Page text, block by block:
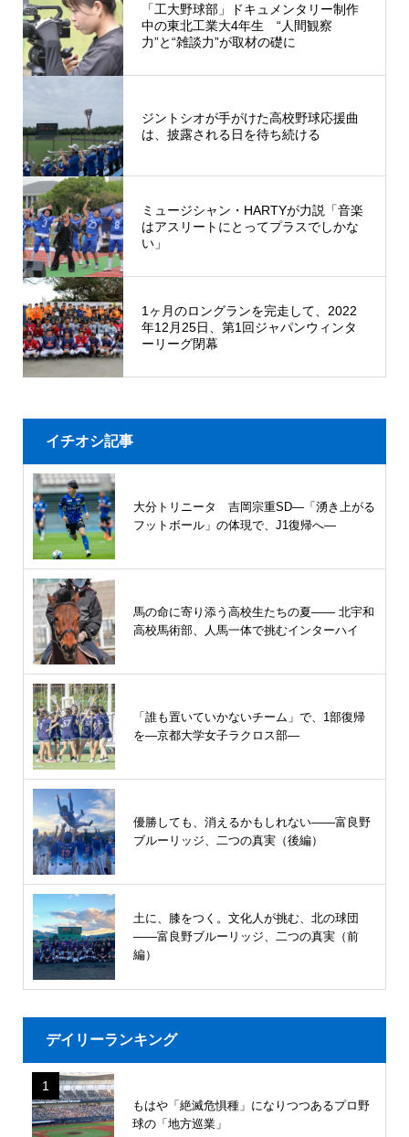
「工大野球部」ドキュメンタリー制作
中の東北工業大4年生 “人間観察
力”と“雑談力”が取材の礎に
ジントシオが手がけた高校野球応援曲
は、披露される日を待ち続ける
ミュージシャン・HARTYが力説「音楽
はアスリートにとってプラスでしかな
い」
1ヶ月のロングランを完走して、2022
年12月25日、第1回ジャパンウィンタ
ーリーグ閉幕
イチオシ記事
大分トリニータ 吉岡宗重SD―「湧き上がる
フットボール」の体現で、J1復帰へ―
馬の命に寄り添う高校生たちの夏—— 北宇和
高校馬術部、人馬一体で挑むインターハイ
「誰も置いていかないチーム」で、1部復帰
を―京都大学女子ラクロス部―
優勝しても、消えるかもしれない――富良野
ブルーリッジ、二つの真実（後編）
土に、膝をつく。文化人が挑む、北の球団
――富良野ブルーリッジ、二つの真実（前
編）
デイリーランキング
1
もはや「絶滅危惧種」になりつつあるプロ野
球の「地方巡業」